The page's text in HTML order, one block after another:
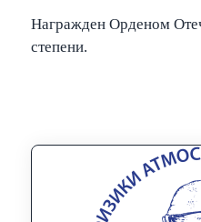
Награжден Орденом
степени.